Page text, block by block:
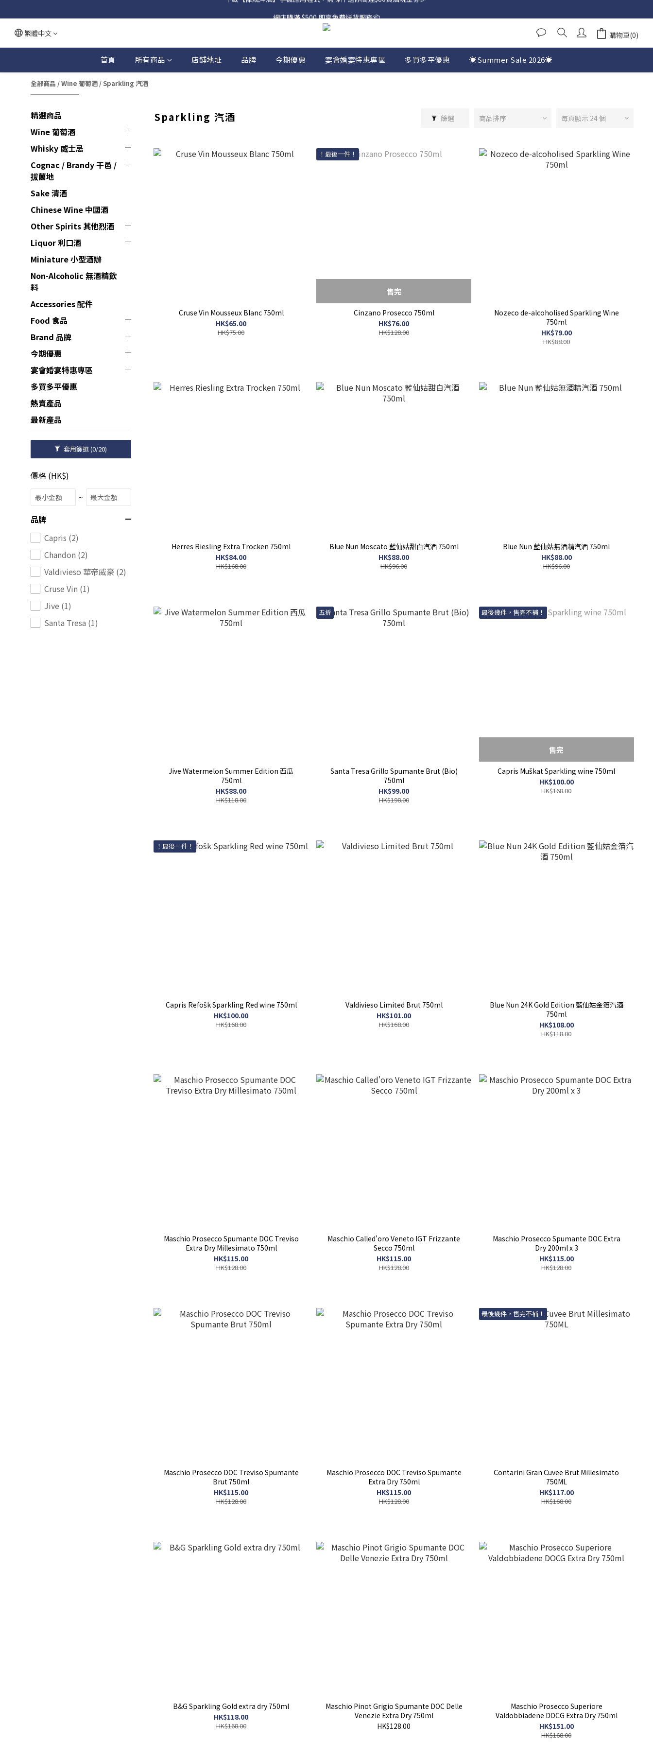
下載【偉成洋酒】手機應用程式，無條件送你高達$80買酒現金劵🎉
網店購滿 $500 即享免費送貨服務📦
繁體中文 購物車(0)
首頁 所有商品 店鋪地址 品牌 今期優惠 宴會婚宴特惠專區 多買多平優惠 ☀️Summer Sale 2026☀️
全部商品 /Wine 葡萄酒 / Sparkling 汽酒
精選商品
Wine 葡萄酒
Whisky 威士忌
Cognac / Brandy 干邑 /
拔蘭地
Sake 清酒
Chinese Wine 中國酒
Other Spirits 其他烈酒
Liquor 利口酒
Miniature 小型酒辦
Non-Alcoholic 無酒精飲
料
Accessories 配件
Food 食品
Brand 品牌
今期優惠
宴會婚宴特惠專區
多買多平優惠
熱賣產品
最新產品
套用篩選(0/20)
價格 (HK$)
~
品牌
Capris (2)
Chandon (2)
Valdivieso 華帝威豪 (2)
Cruse Vin (1)
Jive (1)
Santa Tresa (1)
Sparkling 汽酒 篩選 商品排序 每頁顯示 24 個
Cruse Vin Mousseux Blanc 750ml
HK$65.00
HK$75.00
！最後一件！
售完
Cinzano Prosecco 750ml
HK$76.00
HK$128.00
Nozeco de-alcoholised Sparkling Wine
750ml
HK$79.00
HK$88.00
Herres Riesling Extra Trocken 750ml
HK$84.00
HK$168.00
Blue Nun Moscato 藍仙姑甜白汽酒 750ml
HK$88.00
HK$96.00
Blue Nun 藍仙姑無酒精汽酒 750ml
HK$88.00
HK$96.00
Jive Watermelon Summer Edition 西瓜
750ml
HK$88.00
HK$118.00
五折
Santa Tresa Grillo Spumante Brut (Bio)
750ml
HK$99.00
HK$198.00
最後幾件，售完不補！
售完
Capris Muškat Sparkling wine 750ml
HK$100.00
HK$168.00
！最後一件！
Capris Refošk Sparkling Red wine 750ml
HK$100.00
HK$168.00
Valdivieso Limited Brut 750ml
HK$101.00
HK$168.00
Blue Nun 24K Gold Edition 藍仙姑金箔汽酒
750ml
HK$108.00
HK$118.00
Maschio Prosecco Spumante DOC Treviso
Extra Dry Millesimato 750ml
HK$115.00
HK$128.00
Maschio Called'oro Veneto IGT Frizzante
Secco 750ml
HK$115.00
HK$128.00
Maschio Prosecco Spumante DOC Extra
Dry 200ml x 3
HK$115.00
HK$128.00
Maschio Prosecco DOC Treviso Spumante
Brut 750ml
HK$115.00
HK$128.00
Maschio Prosecco DOC Treviso Spumante
Extra Dry 750ml
HK$115.00
HK$128.00
最後幾件，售完不補！
Contarini Gran Cuvee Brut Millesimato
750ML
HK$117.00
HK$168.00
B&G Sparkling Gold extra dry 750ml
HK$118.00
HK$168.00
Maschio Pinot Grigio Spumante DOC Delle
Venezie Extra Dry 750ml
HK$128.00
Maschio Prosecco Superiore
Valdobbiadene DOCG Extra Dry 750ml
HK$151.00
HK$168.00